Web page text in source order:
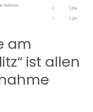
am
ist allen